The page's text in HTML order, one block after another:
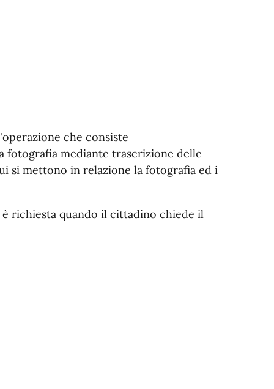
che consiste
fotografia mediante trascrizione delle
si mettono in relazione la fotografia ed i
richiesta quando il cittadino chiede il